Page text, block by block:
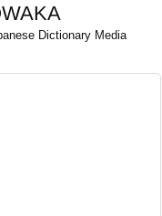
Dictionary Media